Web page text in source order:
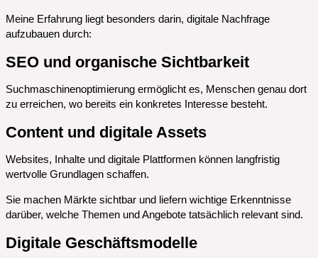
Meine Erfahrung liegt besonders darin, digitale Nachfrage
aufzubauen durch:
SEO und organische Sichtbarkeit
Suchmaschinenoptimierung ermöglicht es, Menschen genau dort
zu erreichen, wo bereits ein konkretes Interesse besteht.
Content und digitale Assets
Websites, Inhalte und digitale Plattformen können langfristig
wertvolle Grundlagen schaffen.
Sie machen Märkte sichtbar und liefern wichtige Erkenntnisse
darüber, welche Themen und Angebote tatsächlich relevant sind.
Digitale Geschäftsmodelle